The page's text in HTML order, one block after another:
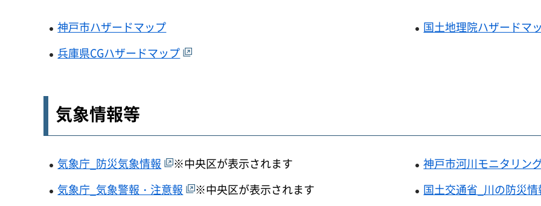
神戸市ハザードマップ
兵庫県CGハザードマップ
国土地理院ハザードマ
気象情報等
気象庁_防災気象情報
※中央区が表示されます
気象庁_気象警報・注意報
※中央区が表示されます
神戸市河川モニタリン
国土交通省_川の防災情